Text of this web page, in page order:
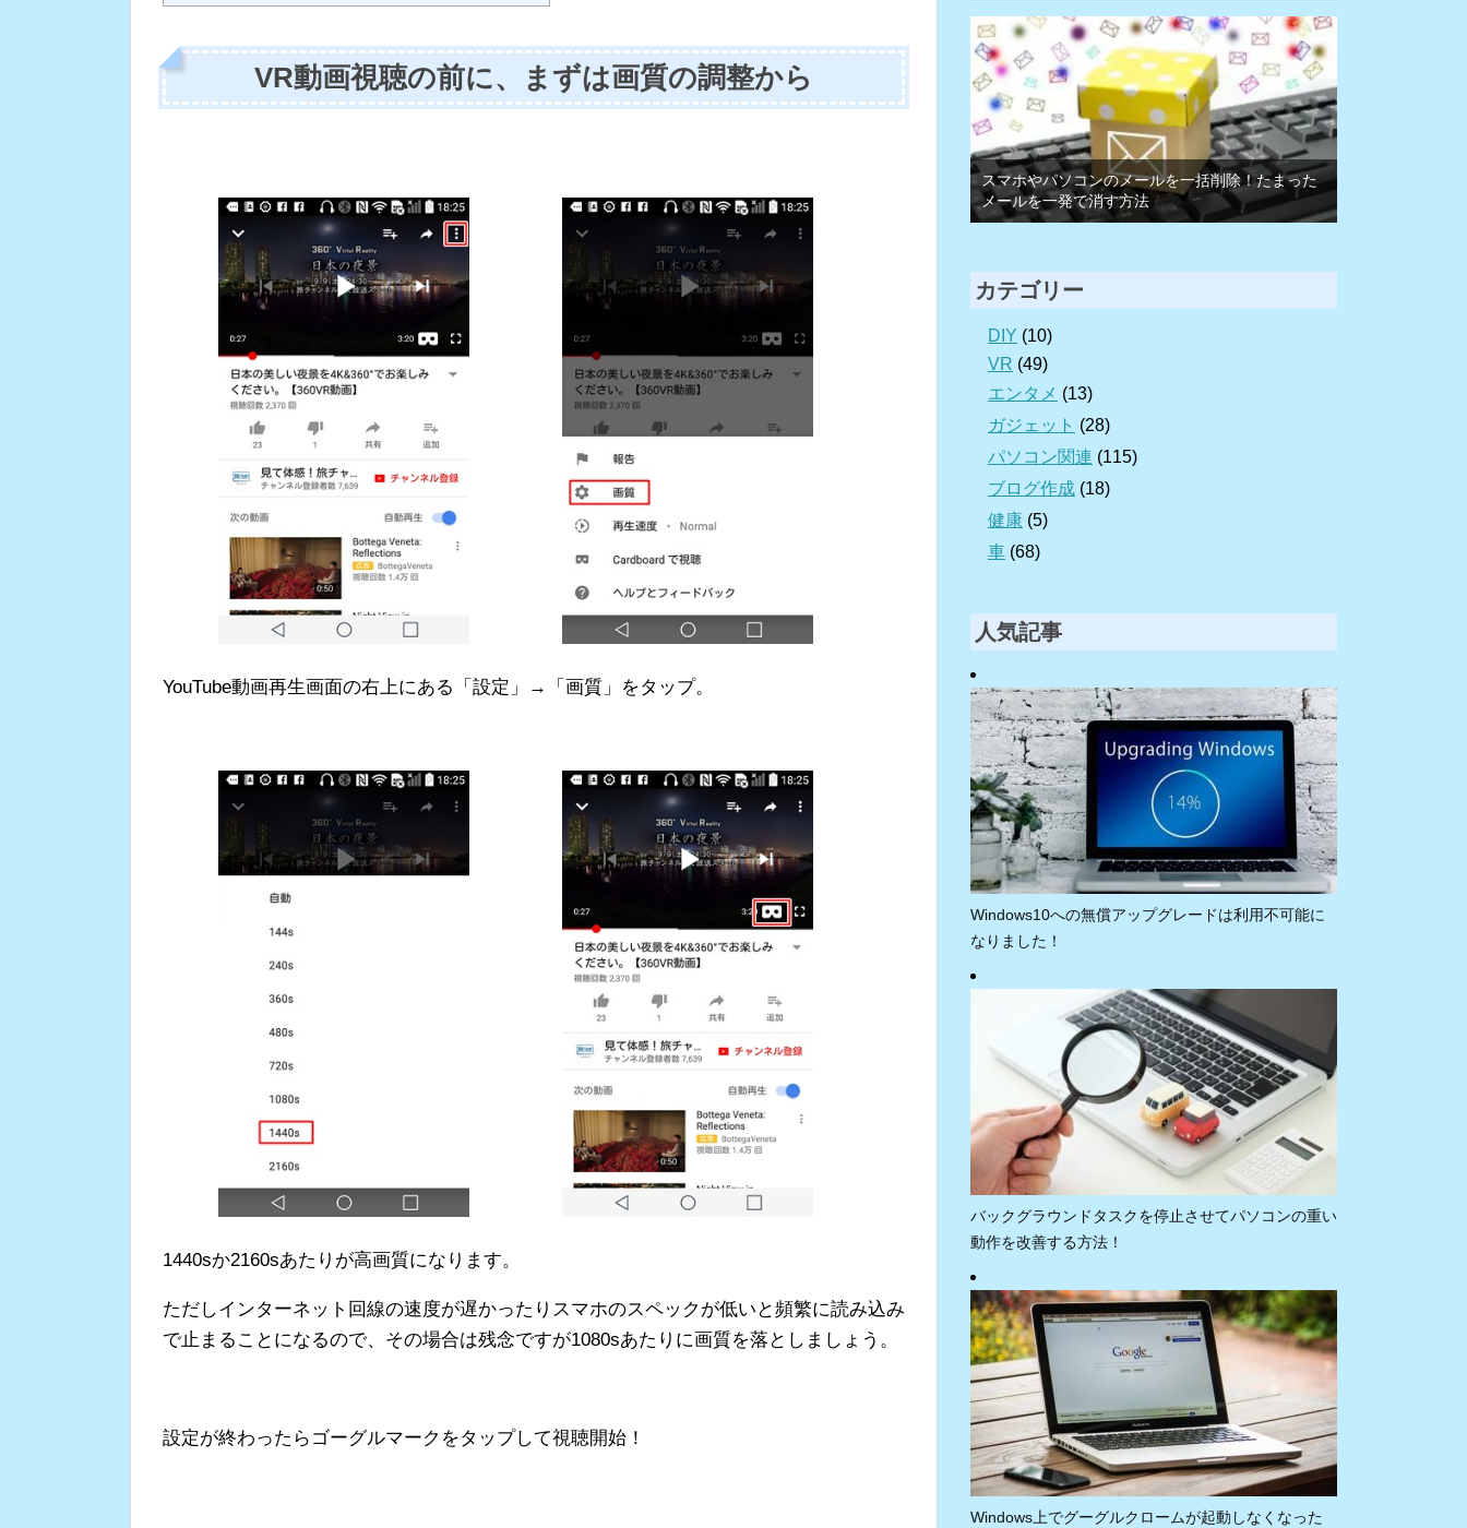
VR動画視聴の前に、まずは画質の調整から
YouTube動画再生画面の右上にある「設定」→「画質」をタップ。
1440sか2160sあたりが高画質になります。
ただしインターネット回線の速度が遅かったりスマホのスペックが低いと頻繁に読み込み
で止まることになるので、その場合は残念ですが1080sあたりに画質を落としましょう。
設定が終わったらゴーグルマークをタップして視聴開始！
スマホやパソコンのメールを一括削除！たまった
メールを一発で消す方法
カテゴリー
DIY (10)
VR (49)
エンタメ (13)
ガジェット (28)
パソコン関連 (115)
ブログ作成 (18)
健康 (5)
車 (68)
人気記事
Windows10への無償アップグレードは利用不可能に
なりました！
バックグラウンドタスクを停止させてパソコンの重い
動作を改善する方法！
Windows上でグーグルクロームが起動しなくなった